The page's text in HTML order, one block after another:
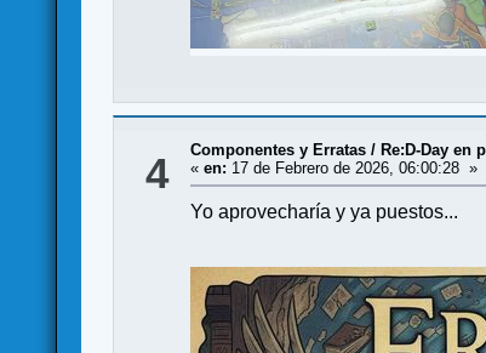
4 Componentes y Erratas / Re:D-Day en
«en: 17 de Febrero de 2026, 06:00:28 »
Yo aprovecharía y ya puestos...